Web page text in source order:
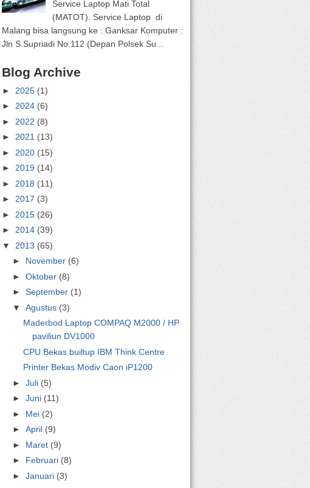
Service Laptop Mati Total
(MATOT). Service Laptop di
Malang bisa langsung ke : Ganksar Komputer :
Jln S.Supriadi No.112 (Depan Polsek Su...
Blog Archive
► 2025 (1)
► 2024 (6)
► 2022 (8)
► 2021 (13)
► 2020 (15)
► 2019 (14)
► 2018 (11)
► 2017 (3)
► 2015 (26)
► 2014 (39)
▼ 2013 (65)
► November (6)
► Oktober (8)
► September (1)
▼ Agustus (3)
Maderbod Laptop COMPAQ M2000 / HP
paviliun DV1000
CPU Bekas builtup IBM Think Centre
Printer Bekas Modiv Caon iP1200
► Juli (5)
► Juni (11)
► Mei (2)
► April (9)
► Maret (9)
► Februari (8)
► Januari (3)